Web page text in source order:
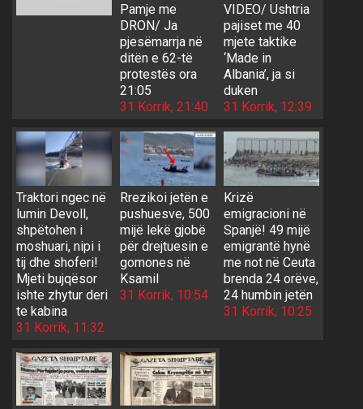
Pamje me
DRON/ Ja
pjesëmarrja në
ditën e 62-të
protestës ora
21:05
31 Korrik, 21:40
VIDEO/ Ushtria
pajiset me 40
mjete taktike
‘Made in
Albania’, ja si
duken
31 Korrik, 12:39
Traktori ngec në
lumin Devoll,
shpëtohen i
moshuari, nipi i
tij dhe shoferi!
Mjeti bujqësor
ishte zhytur deri
te kabina
31 Korrik, 11:32
Rrezikoi jetën e
pushuesve, 500
mijë lekë gjobë
për drejtuesin e
gomones në
Ksamil
31 Korrik, 10:54
Krizë
emigracioni në
Spanjë! 49 mijë
emigrantë hynë
me not në Ceuta
brenda 24 orëve,
24 humbin jetën
31 Korrik, 10:25